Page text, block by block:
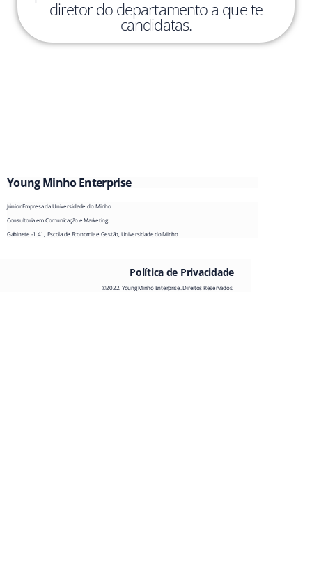
diretor do departamento a que te
candidatas.
Young Minho Enterprise
JúniorEmpresada Universidade do Minho
Consultoria em Comunicação e Marketing
Gabinete -1.41, Escola de Economia e Gestão, Universidade do Minho
Política de Privacidade
©2022. Young Minho Enterprise. Direitos Reservados.